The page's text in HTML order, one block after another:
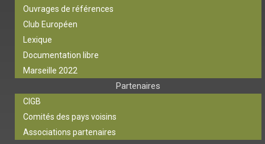
Ouvrages de références
Club Européen
Lexique
Documentation libre
Marseille 2022
Partenaires
CIGB
Comités des pays voisins
Associations partenaires